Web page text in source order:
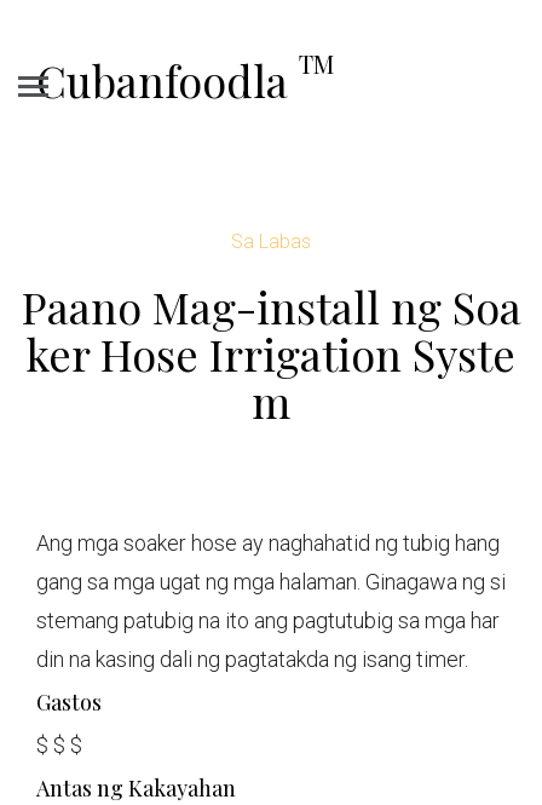
Cubanfoodla TM
Sa Labas
Paano Mag-install ng Soa
ker Hose Irrigation Syste
m
Ang mga soaker hose ay naghahatid ng tubig hang
gang sa mga ugat ng mga halaman. Ginagawa ng si
stemang patubig na ito ang pagtutubig sa mga har
din na kasing dali ng pagtatakda ng isang timer.
Gastos
$ $ $
Antas ng Kakayahan